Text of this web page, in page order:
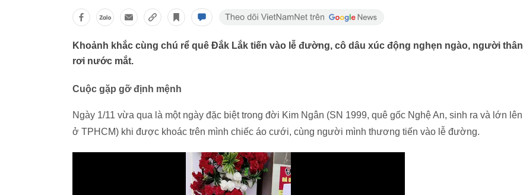
Khoảnh khắc cùng chú rể quê Đắk Lắk tiến vào lễ đường, cô dâu xúc động nghẹn ngào, người thân
rơi nước mắt.
Cuộc gặp gỡ định mệnh
Ngày 1/11 vừa qua là một ngày đặc biệt trong đời Kim Ngân (SN 1999, quê gốc Nghệ An, sinh ra và lớn lên
ở TPHCM) khi được khoác trên mình chiếc áo cưới, cùng người mình thương tiến vào lễ đường.